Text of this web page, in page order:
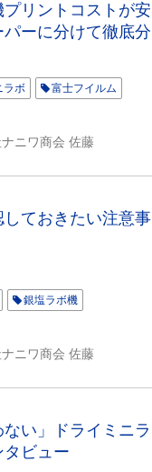
リントコストが安
ーに分けて徹底分
ラボ 富士フイルム
ニワ商会 佐藤
ておきたい注意事
銀塩ラボ機
ニワ商会 佐藤
ない」ドライミニラ
ビュー